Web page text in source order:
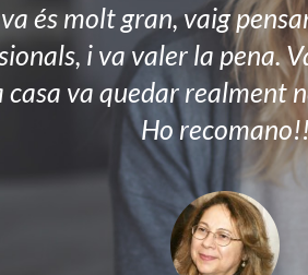
és molt gran, vaig
i va valer la pena.
va quedar realment
Ho recomano!!